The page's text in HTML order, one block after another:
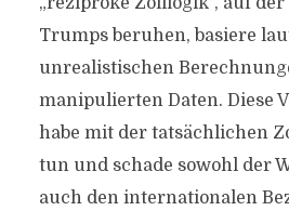
Trumps beruhen, basiere
unrealistischen
manipulierten Daten. Diese
habe mit der tatsächlichen
tun und schade sowohl der
auch den internationalen